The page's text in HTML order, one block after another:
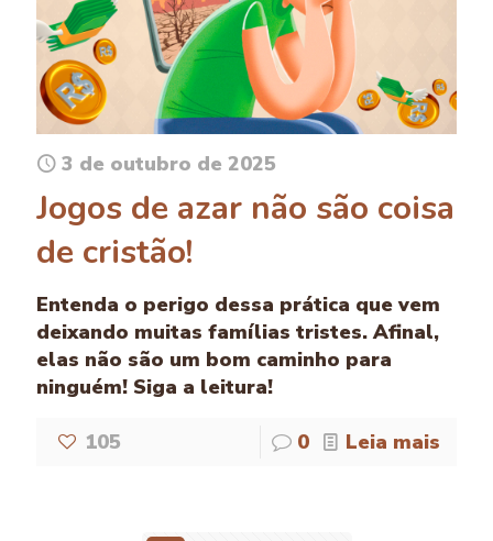
3 de outubro de 2025
Jogos de azar não são coisa
de cristão!
Entenda o perigo dessa prática que vem
deixando muitas famílias tristes. Afinal,
elas não são um bom caminho para
ninguém! Siga a leitura!
105 0 Leia mais